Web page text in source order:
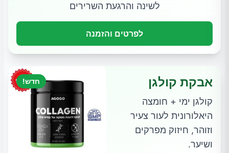
לשינה והרגעת השרירים
לפרטים והזמנה
חדש! אבקת קולגן
קולגן ימי + חומצה
היאלורונית לעור צעיר
וזוהר, חיזוק מפרקים
ושיער.